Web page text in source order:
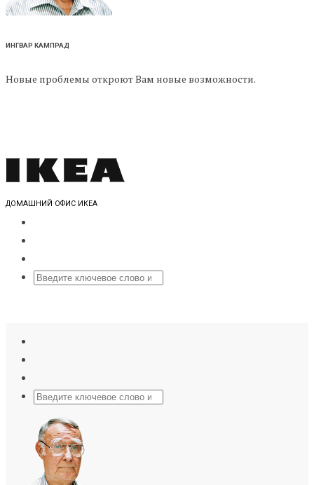
ИНГВАР КАМПРАД
Новые проблемы откроют Вам новые возможности.
ДОМАШНИЙ ОФИС ИКЕА